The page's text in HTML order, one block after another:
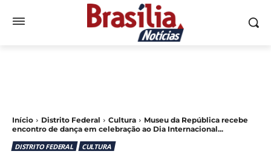
Início Distrito Federal Cultura
Museu da República recebe
encontro de dança em celebração ao Dia Internacional...
DISTRITO FEDERAL
CULTURA